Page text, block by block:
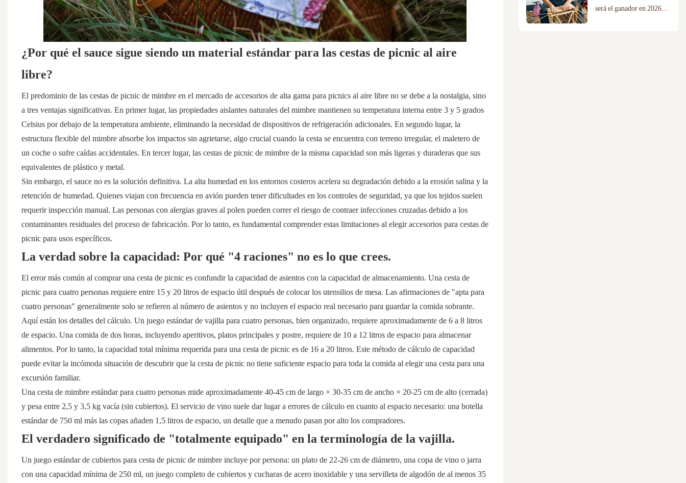
¿Por qué el sauce sigue siendo un material estándar para las cestas de picnic al aire
libre?
El predominio de las cestas de picnic de mimbre en el mercado de accesorios de alta gama para picnics al aire libre no se debe a la nostalgia, sino
a tres ventajas significativas. En primer lugar, las propiedades aislantes naturales del mimbre mantienen su temperatura interna entre 3 y 5 grados
Celsius por debajo de la temperatura ambiente, eliminando la necesidad de dispositivos de refrigeración adicionales. En segundo lugar, la
estructura flexible del mimbre absorbe los impactos sin agrietarse, algo crucial cuando la cesta se encuentra con terreno irregular, el maletero de
un coche o sufre caídas accidentales. En tercer lugar, las cestas de picnic de mimbre de la misma capacidad son más ligeras y duraderas que sus
equivalentes de plástico y metal.
Sin embargo, el sauce no es la solución definitiva. La alta humedad en los entornos costeros acelera su degradación debido a la erosión salina y la
retención de humedad. Quienes viajan con frecuencia en avión pueden tener dificultades en los controles de seguridad, ya que los tejidos suelen
requerir inspección manual. Las personas con alergias graves al polen pueden correr el riesgo de contraer infecciones cruzadas debido a los
contaminantes residuales del proceso de fabricación. Por lo tanto, es fundamental comprender estas limitaciones al elegir accesorios para cestas de
picnic para usos específicos.
La verdad sobre la capacidad: Por qué "4 raciones" no es lo que crees.
El error más común al comprar una cesta de picnic es confundir la capacidad de asientos con la capacidad de almacenamiento. Una cesta de
picnic para cuatro personas requiere entre 15 y 20 litros de espacio útil después de colocar los utensilios de mesa. Las afirmaciones de "apta para
cuatro personas" generalmente solo se refieren al número de asientos y no incluyen el espacio real necesario para guardar la comida sobrante.
Aquí están los detalles del cálculo. Un juego estándar de vajilla para cuatro personas, bien organizado, requiere aproximadamente de 6 a 8 litros
de espacio. Una comida de dos horas, incluyendo aperitivos, platos principales y postre, requiere de 10 a 12 litros de espacio para almacenar
alimentos. Por lo tanto, la capacidad total mínima requerida para una cesta de picnic es de 16 a 20 litros. Este método de cálculo de capacidad
puede evitar la incómoda situación de descubrir que la cesta de picnic no tiene suficiente espacio para toda la comida al elegir una cesta para una
excursión familiar.
Una cesta de mimbre estándar para cuatro personas mide aproximadamente 40-45 cm de largo × 30-35 cm de ancho × 20-25 cm de alto (cerrada)
y pesa entre 2,5 y 3,5 kg vacía (sin cubiertos). El servicio de vino suele dar lugar a errores de cálculo en cuanto al espacio necesario: una botella
estándar de 750 ml más las copas añaden 1,5 litros de espacio, un detalle que a menudo pasan por alto los compradores.
El verdadero significado de "totalmente equipado" en la terminología de la vajilla.
Un juego estándar de cubiertos para cesta de picnic de mimbre incluye por persona: un plato de 22-26 cm de diámetro, una copa de vino o jarra
con una capacidad mínima de 250 ml, un juego completo de cubiertos y cucharas de acero inoxidable y una servilleta de algodón de al menos 35
será el ganador en 2026?